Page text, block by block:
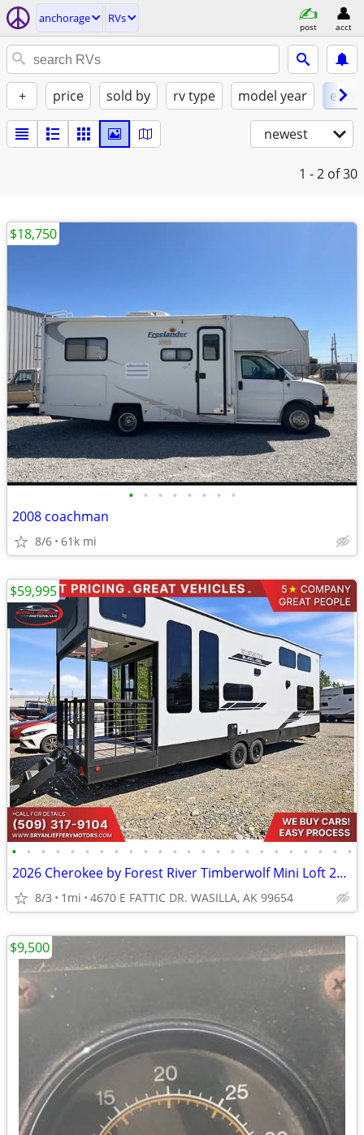
anchorage RVs
post acct
+ price sold by rv type model year
newest
1 - 2 of 30
• • • • • • • •
2008 coachman
8/6 61k mi
$18,750
• • • • • • • • • • • • • • • • • • • • • • • •
2026 Cherokee by Forest River Timberwolf Mini Loft 20OGBL - $786/mo
8/3 1mi 4670 E FATTIC DR. WASILLA, AK 99654
$59,995
$9,500